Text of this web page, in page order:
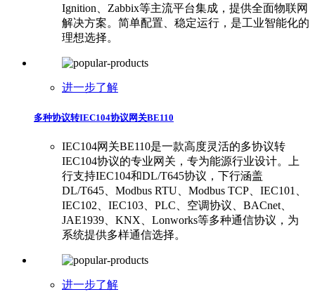
Ignition、Zabbix等主流平台集成，提供全面物联网
解决方案。简单配置、稳定运行，是工业智能化的
理想选择。
进一步了解
多种协议转IEC104协议网关BE110
IEC104网关BE110是一款高度灵活的多协议转
IEC104协议的专业网关，专为能源行业设计。上
行支持IEC104和DL/T645协议，下行涵盖
DL/T645、Modbus RTU、Modbus TCP、IEC101、
IEC102、IEC103、PLC、空调协议、BACnet、
JAE1939、KNX、Lonworks等多种通信协议，为
系统提供多样通信选择。
进一步了解